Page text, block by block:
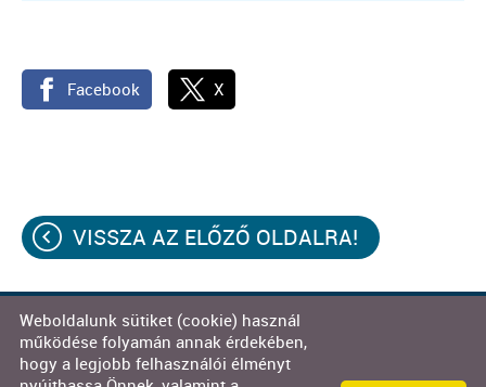
Facebook X
VISSZA AZ ELŐZŐ OLDALRA!
© 2026 - Decor-Team Kft.
Weboldalunk sütiket (cookie) használ
működése folyamán annak érdekében,
hogy a legjobb felhasználói élményt